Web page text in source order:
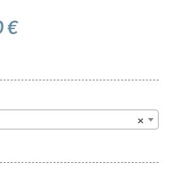
€
×